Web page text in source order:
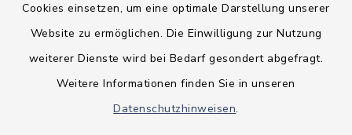
Cookies einsetzen, um eine optimale Darstellung unserer
Website zu ermöglichen. Die Einwilligung zur Nutzung
weiterer Dienste wird bei Bedarf gesondert abgefragt.
Weitere Informationen finden Sie in unseren
Datenschutzhinweisen.
Barrierefreiheit